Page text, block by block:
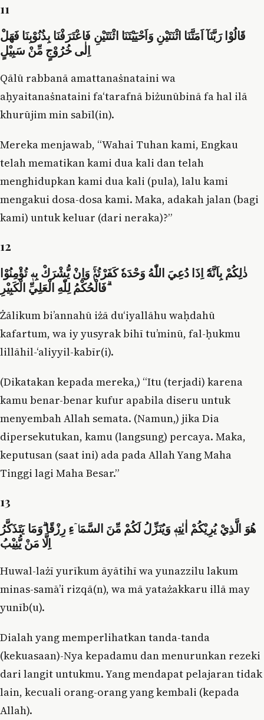
11
قَالُوْا رَبَّنَآ اَمَتَّنَا اثْنَتَيْنِ وَاَحْيَيْتَنَا اثْنَتَيْنِ فَاعْتَرَفْنَا بِذُنُوْبِنَا فَهَلْ
اِلٰى خُرُوْجٍ مِّنْ سَبِيْلٍ
Qālū rabbanā amattanaṡnataini wa
aḥyaitanaṡnataini fa‘tarafnā biżunūbinā fa hal ilā
khurūjim min sabīl(in).
Mereka menjawab, “Wahai Tuhan kami, Engkau
telah mematikan kami dua kali dan telah
menghidupkan kami dua kali (pula), lalu kami
mengakui dosa-dosa kami. Maka, adakah jalan (bagi
kami) untuk keluar (dari neraka)?”
12
ذٰلِكُمْ بِاَنَّهٗٓ اِذَا دُعِيَ اللّٰهُ وَحْدَهٗ كَفَرْتُمْۚ وَاِنْ يُّشْرَكْ بِهٖ تُؤْمِنُوْا
ۗفَالْحُكْمُ لِلّٰهِ الْعَلِيِّ الْكَبِيْرِ
Żālikum bi’annahū iżā du‘iyallāhu waḥdahū
kafartum, wa iy yusyrak bihī tu’minū, fal-ḥukmu
lillāhil-‘aliyyil-kabīr(i).
(Dikatakan kepada mereka,) “Itu (terjadi) karena
kamu benar-benar kufur apabila diseru untuk
menyembah Allah semata. (Namun,) jika Dia
dipersekutukan, kamu (langsung) percaya. Maka,
keputusan (saat ini) ada pada Allah Yang Maha
Tinggi lagi Maha Besar.”
13
هُوَ الَّذِيْ يُرِيْكُمْ اٰيٰتِهٖ وَيُنَزِّلُ لَكُمْ مِّنَ السَّمَاۤءِ رِزْقًا ۗوَمَا يَتَذَكَّرُ
اِلَّا مَنْ يُّنِيْبُ
Huwal-lażī yurīkum āyātihī wa yunazzilu lakum
minas-samā’i rizqā(n), wa mā yatażakkaru illā may
yunīb(u).
Dialah yang memperlihatkan tanda-tanda
(kekuasaan)-Nya kepadamu dan menurunkan rezeki
dari langit untukmu. Yang mendapat pelajaran tidak
lain, kecuali orang-orang yang kembali (kepada
Allah).